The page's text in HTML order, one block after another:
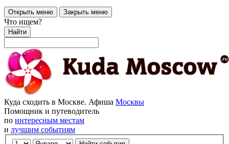
Открыть меню Закрыть меню
Что ищем?
Найти
Куда сходить в Москве. Афиша Москвы
Помощник и путеводитель
по интересным местам
и лучшим событиям